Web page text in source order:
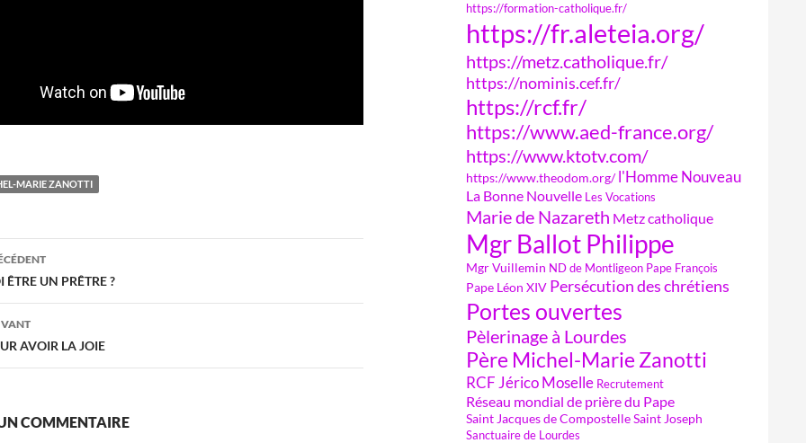
MARIE ZANOTTI
ÊTRE UN PRÊTRE ?
AVOIR LA JOIE
COMMENTAIRE
https://formation-catholique.fr/
https://fr.aleteia.org/
https://metz.catholique.fr/
https://nominis.cef.fr/
https://rcf.fr/
https://www.aed-france.org/
https://www.ktotv.com/
https://www.theodom.org/ l'Homme Nouveau
La Bonne Nouvelle Les Vocations
Marie de Nazareth Metz catholique
Mgr Ballot Philippe
Mgr Vuillemin ND de Montligeon Pape François
Pape Léon XIV Persécution des chrétiens
Portes ouvertes
Pèlerinage à Lourdes
Père Michel-Marie Zanotti
RCF Jérico Moselle Recrutement
Réseau mondial de prière du Pape
Saint Jacques de CompostelleSaint Joseph
Sanctuaire de Lourdes